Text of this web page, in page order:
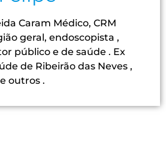
Caram Médico, CRM
geral, endoscopista ,
público e de saúde . Ex
de Ribeirão das Neves ,
outros .